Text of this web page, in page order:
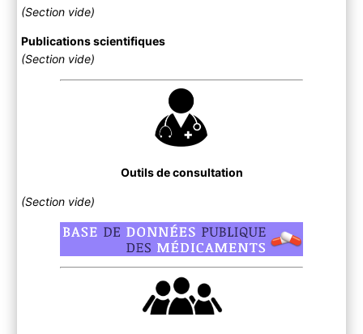
(Section vide)
Publications scientifiques
(Section vide)
Outils de consultation
(Section vide)